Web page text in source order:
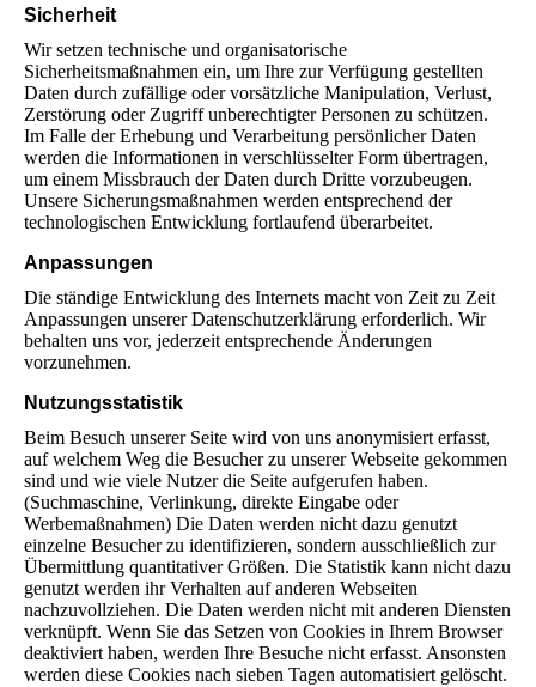
Sicherheit
Wir setzen technische und organisatorische
Sicherheitsmaßnahmen ein, um Ihre zur Verfügung gestellten
Daten durch zufällige oder vorsätzliche Manipulation, Verlust,
Zerstörung oder Zugriff unberechtigter Personen zu schützen.
Im Falle der Erhebung und Verarbeitung persönlicher Daten
werden die Informationen in verschlüsselter Form übertragen,
um einem Missbrauch der Daten durch Dritte vorzubeugen.
Unsere Sicherungsmaßnahmen werden entsprechend der
technologischen Entwicklung fortlaufend überarbeitet.
Anpassungen
Die ständige Entwicklung des Internets macht von Zeit zu Zeit
Anpassungen unserer Datenschutzerklärung erforderlich. Wir
behalten uns vor, jederzeit entsprechende Änderungen
vorzunehmen.
Nutzungsstatistik
Beim Besuch unserer Seite wird von uns anonymisiert erfasst,
auf welchem Weg die Besucher zu unserer Webseite gekommen
sind und wie viele Nutzer die Seite aufgerufen haben.
(Suchmaschine, Verlinkung, direkte Eingabe oder
Werbemaßnahmen) Die Daten werden nicht dazu genutzt
einzelne Besucher zu identifizieren, sondern ausschließlich zur
Übermittlung quantitativer Größen. Die Statistik kann nicht dazu
genutzt werden ihr Verhalten auf anderen Webseiten
nachzuvollziehen. Die Daten werden nicht mit anderen Diensten
verknüpft. Wenn Sie das Setzen von Cookies in Ihrem Browser
deaktiviert haben, werden Ihre Besuche nicht erfasst. Ansonsten
werden diese Cookies nach sieben Tagen automatisiert gelöscht.